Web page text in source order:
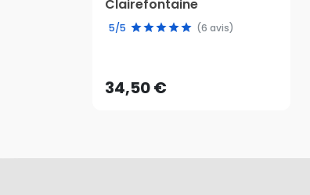
Clairefontaine
5/5 (6 avis)
34,50 €AJOUTER AU PANIER